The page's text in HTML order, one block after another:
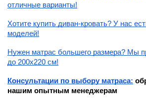
отличные варианты!
Хотите купить диван-кровать? У нас
моделей!
Нужен матрас большего размера? Мы
до 200х220 см!
Консультации по выбору матраса:
нашим опытным менеджерам